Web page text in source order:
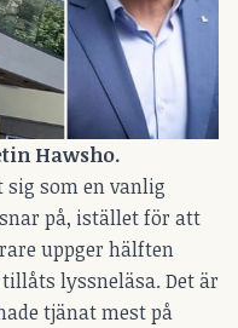
Hawsho.
sig som en vanlig
på, istället för att
uppger hälften
lyssneläsa. Det är
tjänat mest på